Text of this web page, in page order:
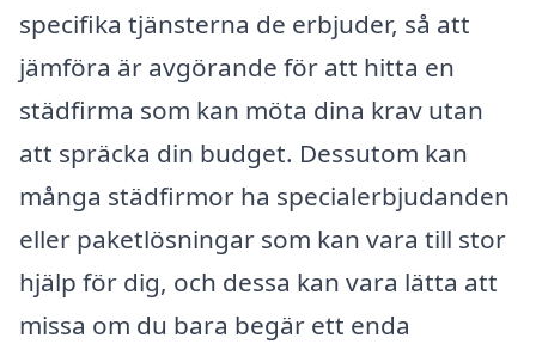
specifika tjänsterna de erbjuder, så att
jämföra är avgörande för att hitta en
städfirma som kan möta dina krav utan
att spräcka din budget. Dessutom kan
många städfirmor ha specialerbjudanden
eller paketlösningar som kan vara till stor
hjälp för dig, och dessa kan vara lätta att
missa om du bara begär ett enda